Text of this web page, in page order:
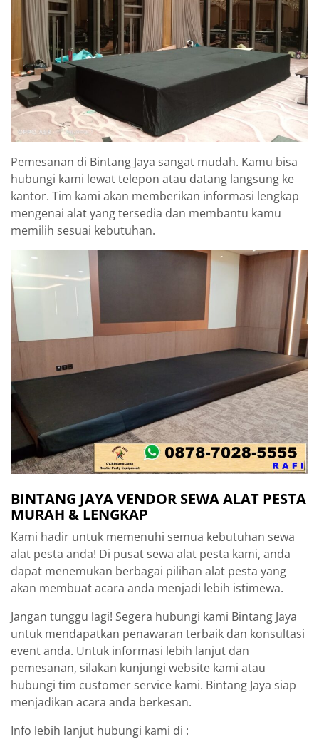
Pemesanan di Bintang Jaya sangat mudah. Kamu bisa
hubungi kami lewat telepon atau datang langsung ke
kantor. Tim kami akan memberikan informasi lengkap
mengenai alat yang tersedia dan membantu kamu
memilih sesuai kebutuhan.
BINTANG JAYA VENDOR SEWA ALAT PESTA
MURAH & LENGKAP
Kami hadir untuk memenuhi semua kebutuhan sewa
alat pesta anda! Di pusat sewa alat pesta kami, anda
dapat menemukan berbagai pilihan alat pesta yang
akan membuat acara anda menjadi lebih istimewa.
Jangan tunggu lagi! Segera hubungi kami Bintang Jaya
untuk mendapatkan penawaran terbaik dan konsultasi
event anda. Untuk informasi lebih lanjut dan
pemesanan, silakan kunjungi website kami atau
hubungi tim customer service kami. Bintang Jaya siap
menjadikan acara anda berkesan.
Info lebih lanjut hubungi kami di :